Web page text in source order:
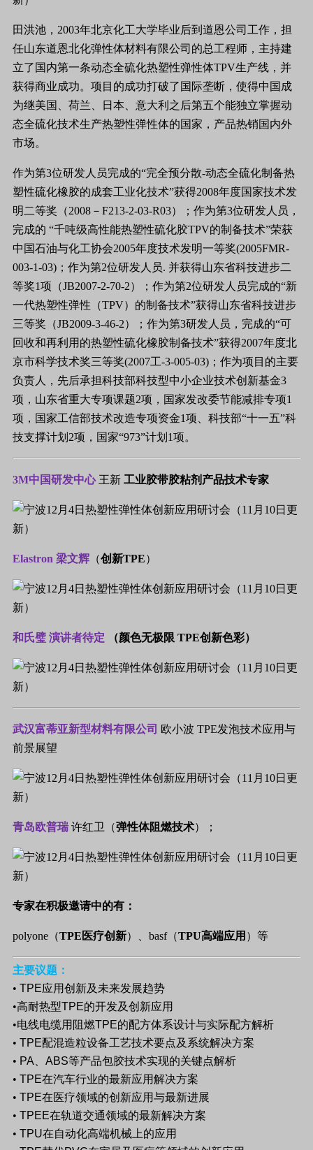
田洪池，2003年北京化工大学毕业后到道恩公司工作，担
任山东道恩北化弹性体材料有限公司的总工程师，主持建
立了国内第一条动态全硫化热塑性弹性体TPV生产线，并
获得商业成功。项目的成功打破了国际垄断，使得中国成
为继美国、荷兰、日本、意大利之后第五个能独立掌握动
态全硫化技术生产热塑性弹性体的国家，产品热销国内外
市场。
作为第3位研发人员完成的“完全预分散-动态全硫化制备热
塑性硫化橡胶的成套工业化技术”获得2008年度国家技术发
明二等奖（2008－F213-2-03-R03）；作为第3位研发人员，
完成的 “千吨级高性能热塑性硫化胶TPV的制备技术”荣获
中国石油与化工协会2005年度技术发明一等奖(2005FMR-
003-1-03)；作为第2位研发人员. 并获得山东省科技进步二
等奖1项（JB2007-2-70-2）；作为第2位研发人员完成的“新
一代热塑性弹性（TPV）的制备技术”获得山东省科技进步
三等奖（JB2009-3-46-2）；作为第3研发人员，完成的“可
回收和再利用的热塑性硫化橡胶制备技术”获得2007年度北
京市科学技术奖三等奖(2007工-3-005-03)；作为项目的主要
负责人，先后承担科技部科技型中小企业技术创新基金3
项，山东省重大专项课题2项，国家发改委节能减排专项1
项，国家工信部技术改造专项资金1项、科技部“十一五”科
技支撑计划2项，国家“973”计划1项。
3M中国研发中心王新 工业胶带胶粘剂产品技术专家
Elastron 梁文辉 （创新TPE）
和氏璧 演讲者待定 （颜色无极限 TPE创新色彩）
武汉富蒂亚新型材料有限公司 欧小波 TPE发泡技术应用与
前景展望
青岛欧普瑞 许红卫（弹性体阻燃技术）；
专家在积极邀请中的有：
polyone（TPE医疗创新）、basf（TPU高端应用 ）等
主要议题：
• TPE应用创新及未来发展趋势
•高耐热型TPE的开发及创新应用
•电线电缆用阻燃TPE的配方体系设计与实际配方解析
• TPE配混造粒设备工艺技术要点及系统解决方案
• PA ABS等产品包胶技术实现的关键点解析
• TPE在汽车行业的最新应用解决方案
• TPE在医疗领域的创新应用与最新进展
• TPEE在轨道交通领域的最新解决方案
• TPU在自动化高端机械上的应用